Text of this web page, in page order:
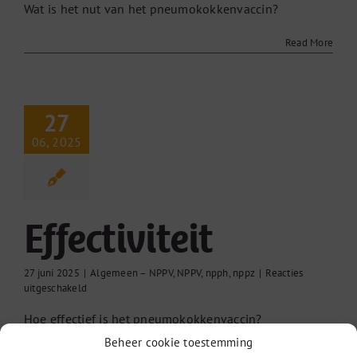
Beheer cookie toestemming
vaccineren?
Wat is het nut van het pneumokokkenvaccin?
Read More
27
06, 2025
Effectiviteit
27 juni 2025 | Algemeen – NPPV, NPPV, npph, nppz | Reacties
uitgeschakeld
Hoe effectief is het pneumokokkenvaccin?